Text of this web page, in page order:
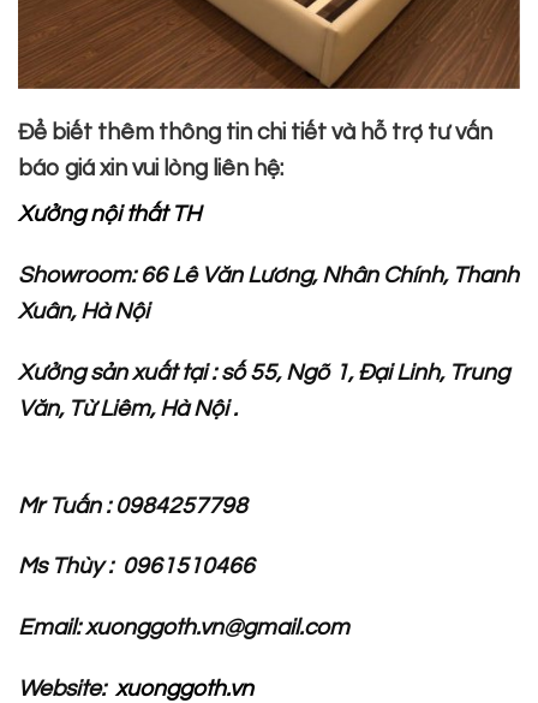
Để biết thêm thông tin chi tiết và hỗ trợ tư vấn
báo giá xin vui lòng liên hệ:
Xưởng nội thất TH
Showroom: 66 Lê Văn Lương, Nhân Chính, Thanh
Xuân, Hà Nội
Xưởng sản xuất tại : số 55, Ngõ 1, Đại Linh, Trung
Văn, Từ Liêm, Hà Nội .
Mr Tuấn : 0984257798
Ms Thùy : 0961510466
Email: xuonggoth.vn@gmail.com
Website:xuonggoth.vn